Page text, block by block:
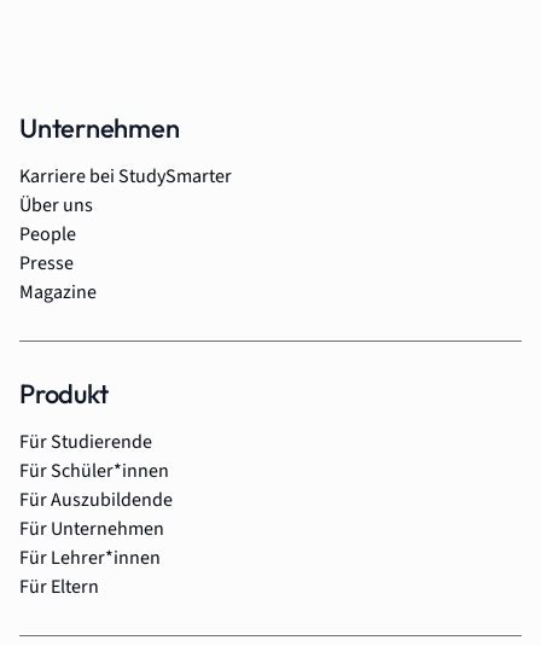
Unternehmen
Karriere bei StudySmarter
Über uns
People
Presse
Magazine
Produkt
Für Studierende
Für Schüler*innen
Für Auszubildende
Für Unternehmen
Für Lehrer*innen
Für Eltern